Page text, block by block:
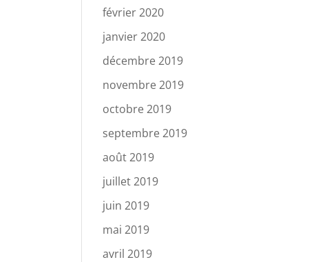
février 2020
janvier 2020
décembre 2019
novembre 2019
octobre 2019
septembre 2019
août 2019
juillet 2019
juin 2019
mai 2019
avril 2019